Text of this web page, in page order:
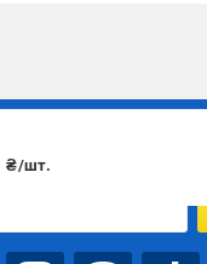
₴/шт.
чтобы узнавать